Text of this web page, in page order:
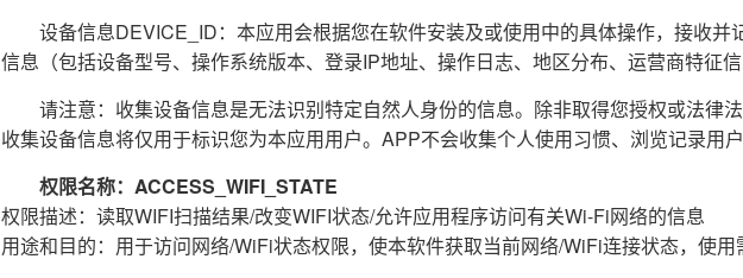
设备信息DEVICE_ID：本应用会根据您在软件安装及或使用中的具体操作，接收并
信息（包括设备型号、操作系统版本、登录IP地址、操作日志、地区分布、运营商特征
请注意：收集设备信息是无法识别特定自然人身份的信息。除非取得您授权或法律
收集设备信息将仅用于标识您为本应用用户。APP不会收集个人使用习惯、浏览记录用
权限名称：ACCESS_WIFI_STATE
权限描述：读取WIFI扫描结果/改变WIFI状态/允许应用程序访问有关Wi-Fi网络的信息
用途和目的：用于访问网络/WiFi状态权限，使本软件获取当前网络/WiFi连接状态，使